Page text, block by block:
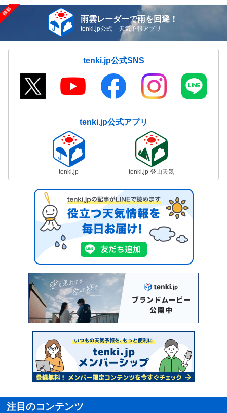
雨雲レーダーで雨を回避！
tenki.jp公式 天気予報アプリ
tenki.jp公式SNS
tenki.jp公式アプリ
tenki.jp tenki.jp 登山天気
注目のコンテンツ